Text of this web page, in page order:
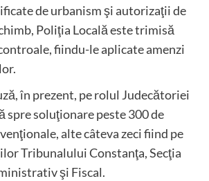
de urbanism şi autorizaţii de
Poliţia Locală este trimisă
fiindu-le aplicate amenzi
în prezent, pe rolul Judecătoriei
spre soluţionare peste 300 de
alte câteva zeci fiind pe
Tribunalului Constanţa, Secţia
şi Fiscal.